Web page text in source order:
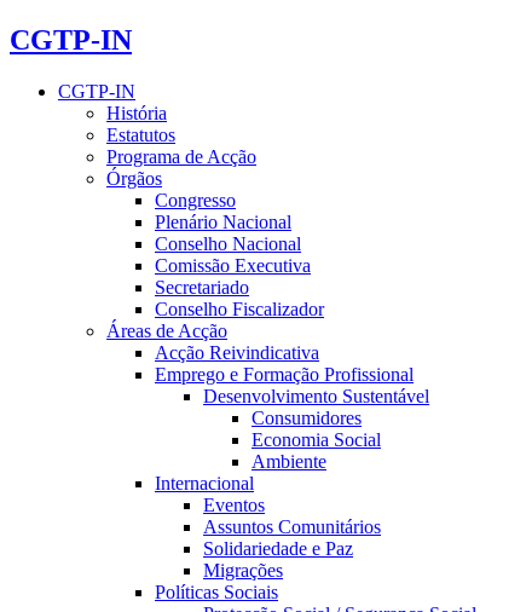
CGTP-IN
CGTP-IN
História
Estatutos
Programa de Acção
Órgãos
Congresso
Plenário Nacional
Conselho Nacional
Comissão Executiva
Secretariado
Conselho Fiscalizador
Áreas de Acção
Acção Reivindicativa
Emprego e Formação Profissional
Desenvolvimento Sustentável
Consumidores
Economia Social
Ambiente
Internacional
Eventos
Assuntos Comunitários
Solidariedade e Paz
Migrações
Políticas Sociais